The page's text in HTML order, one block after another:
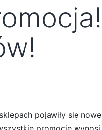
pojawiły się
promocje